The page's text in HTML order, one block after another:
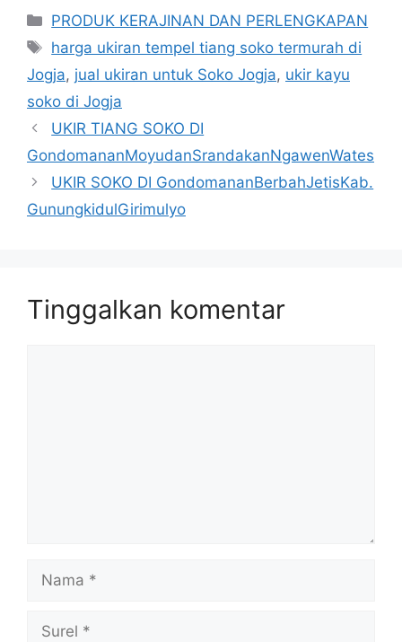
Kategori
PRODUK KERAJINAN DAN PERLENGKAPAN
Tag
harga ukiran tempel tiang soko termurah di
Jogja, jual ukiran untuk Soko Jogja, ukir kayu
soko di Jogja
UKIR TIANG SOKO DI
GondomananMoyudanSrandakanNgawenWates
UKIR SOKO DI GondomananBerbahJetisKab.
GunungkidulGirimulyo
Tinggalkan komentar
Nama
Surel